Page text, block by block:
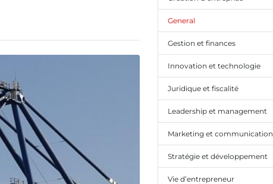
General
Gestion et finances
Innovation et technologie
Juridique et fiscalité
Leadership et management
Marketing et communication
Stratégie et développement
Vie d’entrepreneur